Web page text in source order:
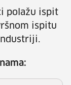
polažu ispit
ispitu